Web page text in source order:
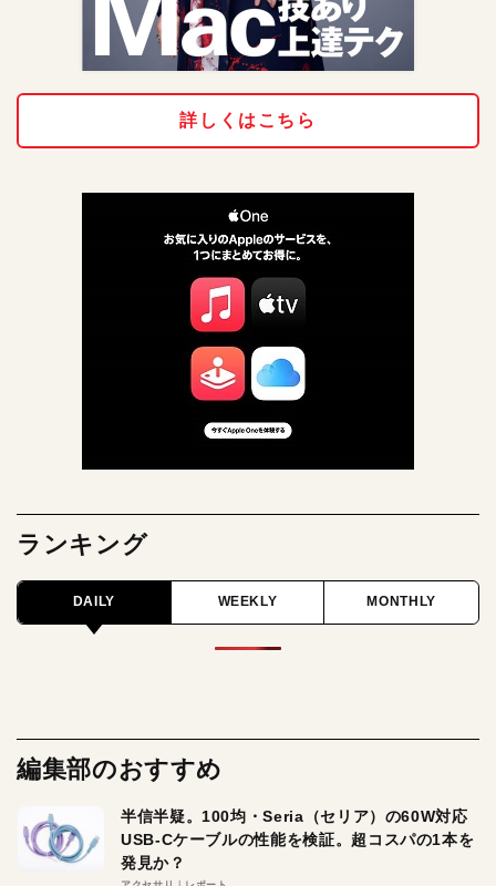
詳しくはこちら
ランキング
DAILY WEEKLY MONTHLY
編集部のおすすめ
半信半疑。100均・Seria（セリア）の60W対応
USB-Cケーブルの性能を検証。超コスパの1本を
発見か？